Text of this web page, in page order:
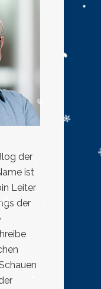
der
ist
Leiter
der